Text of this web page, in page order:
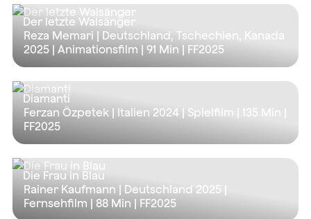
Der letzte Walsänger
Reza Memari | Deutschland, Tschechien, Kanada
2025 | Animationsfilm | 91 Min | FF2025
Diamanti
Ferzan Özpetek | Italien 2024 | Spielfilm | 135 Min
FF2025
Die Frau in Blau
Rainer Kaufmann | Deutschland 2025 |
Fernsehfilm | 88 Min | FF2025